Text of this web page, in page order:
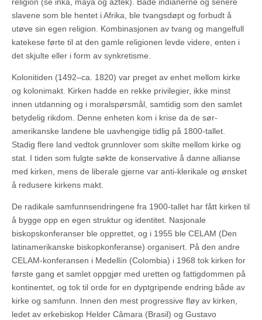
religion (se inka, maya og aztek). Både indianerne og senere
slavene som ble hentet i Afrika, ble tvangsdøpt og forbudt å
utøve sin egen religion. Kombinasjonen av tvang og mangelfull
katekese førte til at den gamle religionen levde videre, enten i
det skjulte eller i form av synkretisme.
Kolonitiden (1492–ca. 1820) var preget av enhet mellom kirke
og kolonimakt. Kirken hadde en rekke privilegier, ikke minst
innen utdanning og i moralspørsmål, samtidig som den samlet
betydelig rikdom. Denne enheten kom i krise da de sør-
amerikanske landene ble uavhengige tidlig på 1800-tallet.
Stadig flere land vedtok grunnlover som skilte mellom kirke og
stat. I tiden som fulgte søkte de konservative å danne allianse
med kirken, mens de liberale gjerne var anti-klerikale og ønsket
å redusere kirkens makt.
De radikale samfunnsendringene fra 1900-tallet har fått kirken til
å bygge opp en egen struktur og identitet. Nasjonale
biskopskonferanser ble opprettet, og i 1955 ble CELAM (Den
latinamerikanske biskopkonferanse) organisert. På den andre
CELAM-konferansen i Medellín (Colombia) i 1968 tok kirken for
første gang et samlet oppgjør med uretten og fattigdommen på
kontinentet, og tok til orde for en dyptgripende endring både av
kirke og samfunn. Innen den mest progressive fløy av kirken,
ledet av erkebiskop Helder Câmara (Brasil) og Gustavo